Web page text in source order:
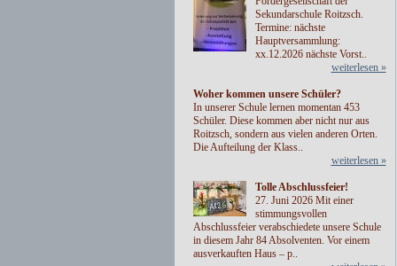
Sekundarschule Roitzsch.
Termine: nächste
Hauptversammlung:
xx.12.2026 nächste Vorst..
weiterlesen »
Woher kommen unsere Schüler?
In unserer Schule lernen momentan 453
Schüler. Diese kommen aber nicht nur aus
Roitzsch, sondern aus vielen anderen Orten.
Die Aufteilung der Klass..
weiterlesen »
Tolle Abschlussfeier!
27. Juni 2026 Mit einer
stimmungsvollen
Abschlussfeier verabschiedete unsere Schule
in diesem Jahr 84 Absolventen. Vor einem
ausverkauften Haus – p..